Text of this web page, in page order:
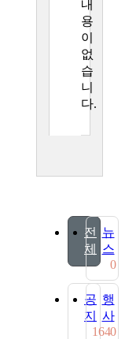
내
용
이
없
습
니
다.
전
체
뉴
스
0
공
지
164
행
사
0